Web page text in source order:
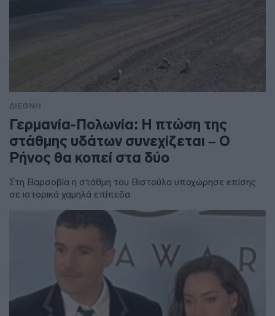
ΔΙΕΘΝΗ
Γερμανία-Πολωνία: Η πτώση της
στάθμης υδάτων συνεχίζεται – Ο
Ρήνος θα κοπεί στα δύο
Στη Βαρσοβία η στάθμη του Βιστούλα υποχώρησε επίσης
σε ιστορικά χαμηλά επίπεδα